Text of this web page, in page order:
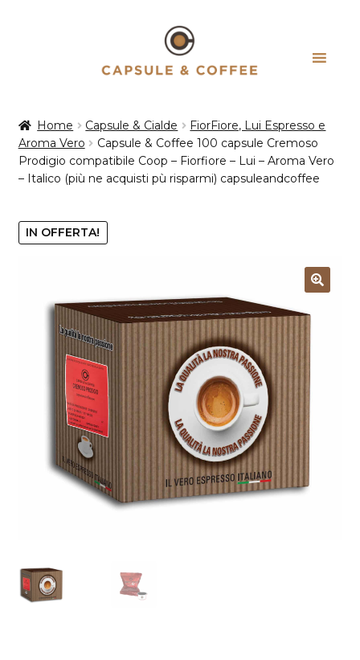
Home Capsule & Cialde
FiorFiore, Lui Espresso e
Aroma Vero
Capsule & Coffee 100 capsule Cremoso
Prodigio compatibile Coop – Fiorfiore – Lui – Aroma Vero
– Italico (più ne acquisti pù risparmi) capsuleandcoffee
IN OFFERTA!